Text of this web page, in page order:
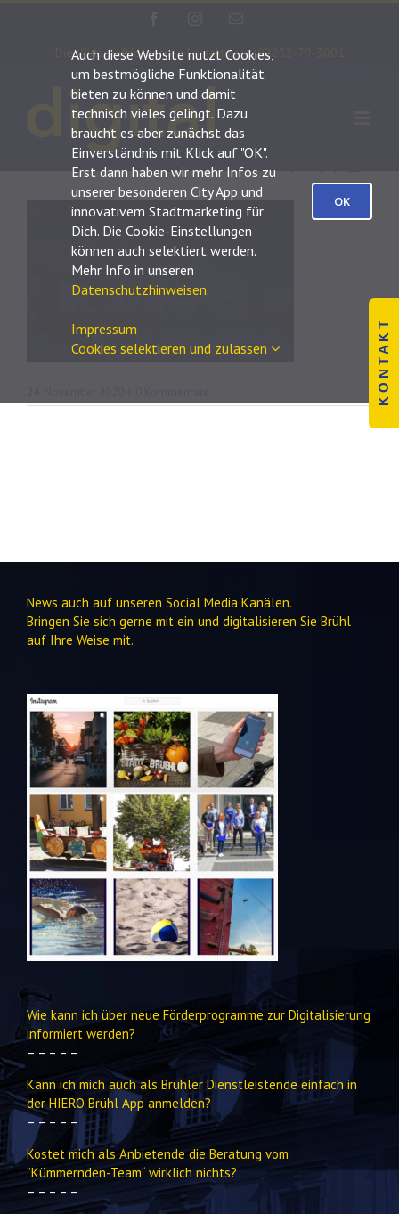
Die Wirtschaftförderung kontaktieren: 02232-79-3001
News auch auf unseren Social Media Kanälen.
Bringen Sie sich gerne mit ein und digitalisieren Sie Brühl
auf Ihre Weise mit.
Wie kann ich über neue Förderprogramme zur Digitalisierung
informiert werden?
– – – – –
Kann ich mich auch als Brühler Dienstleistende einfach in
der HIERO Brühl App anmelden?
– – – – –
Kostet mich als Anbietende die Beratung vom
”Kümmernden-Team“ wirklich nichts?
– – – – –
Auch diese Website nutzt Cookies,
um bestmögliche Funktionalität
bieten zu können und damit
technisch vieles gelingt. Dazu
braucht es aber zunächst das
Einverständnis mit Klick auf "OK".
Erst dann haben wir mehr Infos zu
unserer besonderen City App und
innovativem Stadtmarketing für
Dich. Die Cookie-Einstellungen
können auch selektiert werden.
Mehr Info in unseren
Datenschutzhinweisen.
Impressum
Cookies selektieren und zulassen
OK
K O N T A K T